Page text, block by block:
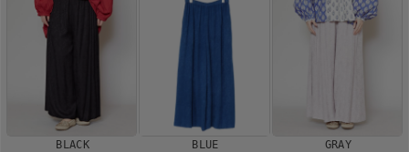
BLACK
BLUE GRAY